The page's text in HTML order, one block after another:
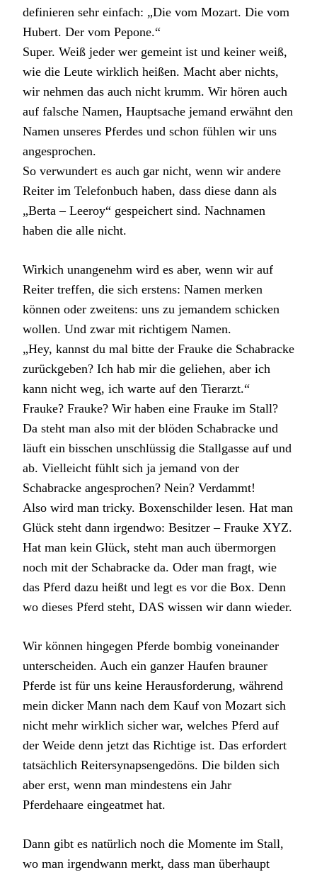
definieren sehr einfach: „Die vom Mozart. Die vom
Hubert. Der vom Pepone.“
Super. Weiß jeder wer gemeint ist und keiner weiß,
wie die Leute wirklich heißen. Macht aber nichts,
wir nehmen das auch nicht krumm. Wir hören auch
auf falsche Namen, Hauptsache jemand erwähnt den
Namen unseres Pferdes und schon fühlen wir uns
angesprochen.
So verwundert es auch gar nicht, wenn wir andere
Reiter im Telefonbuch haben, dass diese dann als
„Berta – Leeroy“ gespeichert sind. Nachnamen
haben die alle nicht.
Wirkich unangenehm wird es aber, wenn wir auf
Reiter treffen, die sich erstens: Namen merken
können oder zweitens: uns zu jemandem schicken
wollen. Und zwar mit richtigem Namen.
„Hey, kannst du mal bitte der Frauke die Schabracke
zurückgeben? Ich hab mir die geliehen, aber ich
kann nicht weg, ich warte auf den Tierarzt.“
Frauke? Frauke? Wir haben eine Frauke im Stall?
Da steht man also mit der blöden Schabracke und
läuft ein bisschen unschlüssig die Stallgasse auf und
ab. Vielleicht fühlt sich ja jemand von der
Schabracke angesprochen? Nein? Verdammt!
Also wird man tricky. Boxenschilder lesen. Hat man
Glück steht dann irgendwo: Besitzer – Frauke XYZ.
Hat man kein Glück, steht man auch übermorgen
noch mit der Schabracke da. Oder man fragt, wie
das Pferd dazu heißt und legt es vor die Box. Denn
wo dieses Pferd steht, DAS wissen wir dann wieder.
Wir können hingegen Pferde bombig voneinander
unterscheiden. Auch ein ganzer Haufen brauner
Pferde ist für uns keine Herausforderung, während
mein dicker Mann nach dem Kauf von Mozart sich
nicht mehr wirklich sicher war, welches Pferd auf
der Weide denn jetzt das Richtige ist. Das erfordert
tatsächlich Reitersynapsengedöns. Die bilden sich
aber erst, wenn man mindestens ein Jahr
Pferdehaare eingeatmet hat.
Dann gibt es natürlich noch die Momente im Stall,
wo man irgendwann merkt, dass man überhaupt